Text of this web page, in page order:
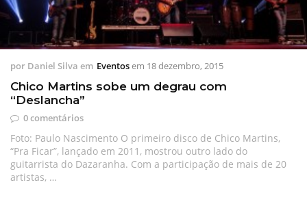
por Daniel Silva em Eventosem 18 dezembro, 2015
Chico Martins sobe um degrau com
“Deslancha”
0 comentários
Foto: Paulo Nascimento O primeiro disco de Chico Martins,
“Pra Ficar”, lançado em 2011, mostrou outro lado do
guitarrista do Dazaranha. Com a participação de mais de 20
artistas, …